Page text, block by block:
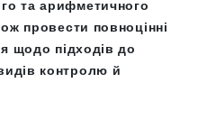
та арифметичного
провести повноцінні
щодо підходів до
контролю й